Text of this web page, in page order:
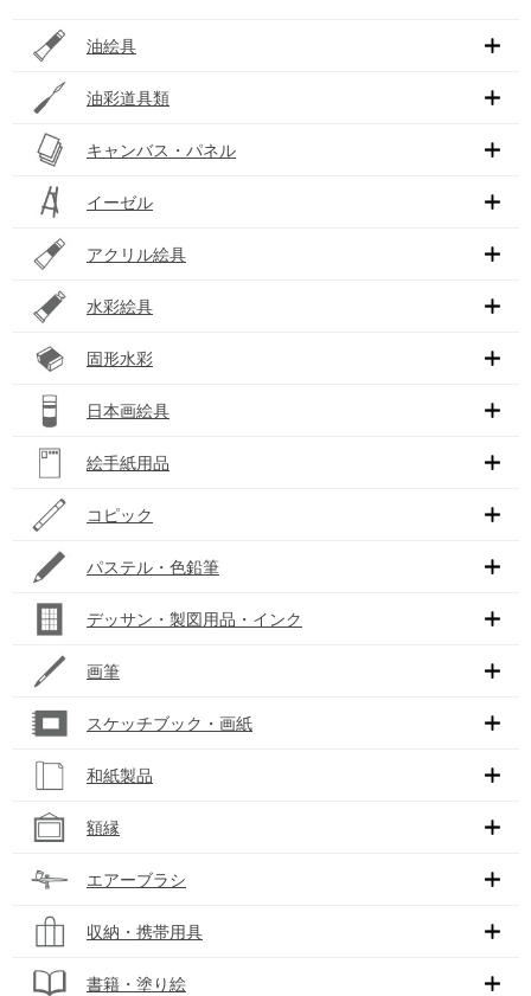
油絵具
油彩道具類
キャンバス・パネル
イーゼル
アクリル絵具
水彩絵具
固形水彩
日本画絵具
絵手紙用品
コピック
パステル・色鉛筆
デッサン・製図用品・インク
画筆
スケッチブック・画紙
和紙製品
額縁
エアーブラシ
収納・携帯用具
書籍・塗り絵